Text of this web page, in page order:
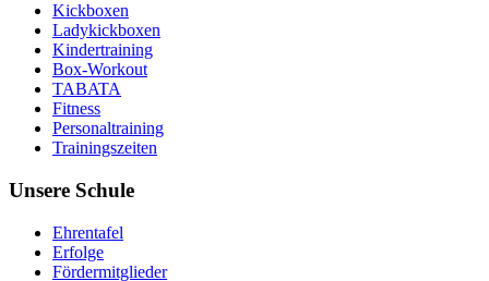
Kickboxen
Ladykickboxen
Kindertraining
Box-Workout
TABATA
Fitness
Personaltraining
Trainingszeiten
Unsere Schule
Ehrentafel
Erfolge
Fördermitglieder